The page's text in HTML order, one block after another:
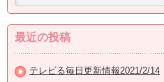
最近の投稿
テレビる毎日更新情報2021/2/14